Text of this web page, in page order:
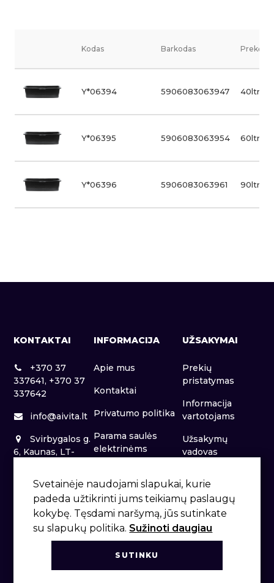
Kodas Barkodas Prekės
Y*06394 5906083063947 40ltr.
Y*06395 5906083063954 60ltr.
Y*06396 5906083063961 90ltr.
KONTAKTAI
+370 37
337641, +370 37
337642
info@aivita.lt
Svirbygalos g.
6, Kaunas, LT-
INFORMACIJA
Apie mus
Kontaktai
Privatumo politika
Parama saulės
elektrinėms
UŽSAKYMAI
Prekių
pristatymas
Informacija
vartotojams
Užsakymų
vadovas
Svetainėje naudojami slapukai, kurie
padeda užtikrinti jums teikiamų paslaugų
kokybę. Tęsdami naršymą, jūs sutinkate
su slapukų politika. Sužinoti daugiau
SUTINKU